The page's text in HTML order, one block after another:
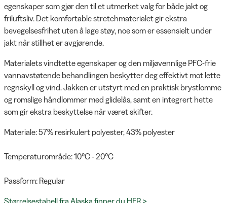
egenskaper som gjør den til et utmerket valg for både jakt og
friluftsliv. Det komfortable stretchmaterialet gir ekstra
bevegelsesfrihet uten å lage støy, noe som er essensielt under
jakt når stillhet er avgjørende.
Materialets vindtette egenskaper og den miljøvennlige PFC-frie
vannavstøtende behandlingen beskytter deg effektivt mot lette
regnskyll og vind. Jakken er utstyrt med en praktisk brystlomme
og romslige håndlommer med glidelås, samt en integrert hette
som gir ekstra beskyttelse når været skifter.
Materiale: 57% resirkulert polyester, 43% polyester
Temperaturområde: 10°C - 20°C
Passform: Regular
Størrelsestabell fra Alaska finner du HER >